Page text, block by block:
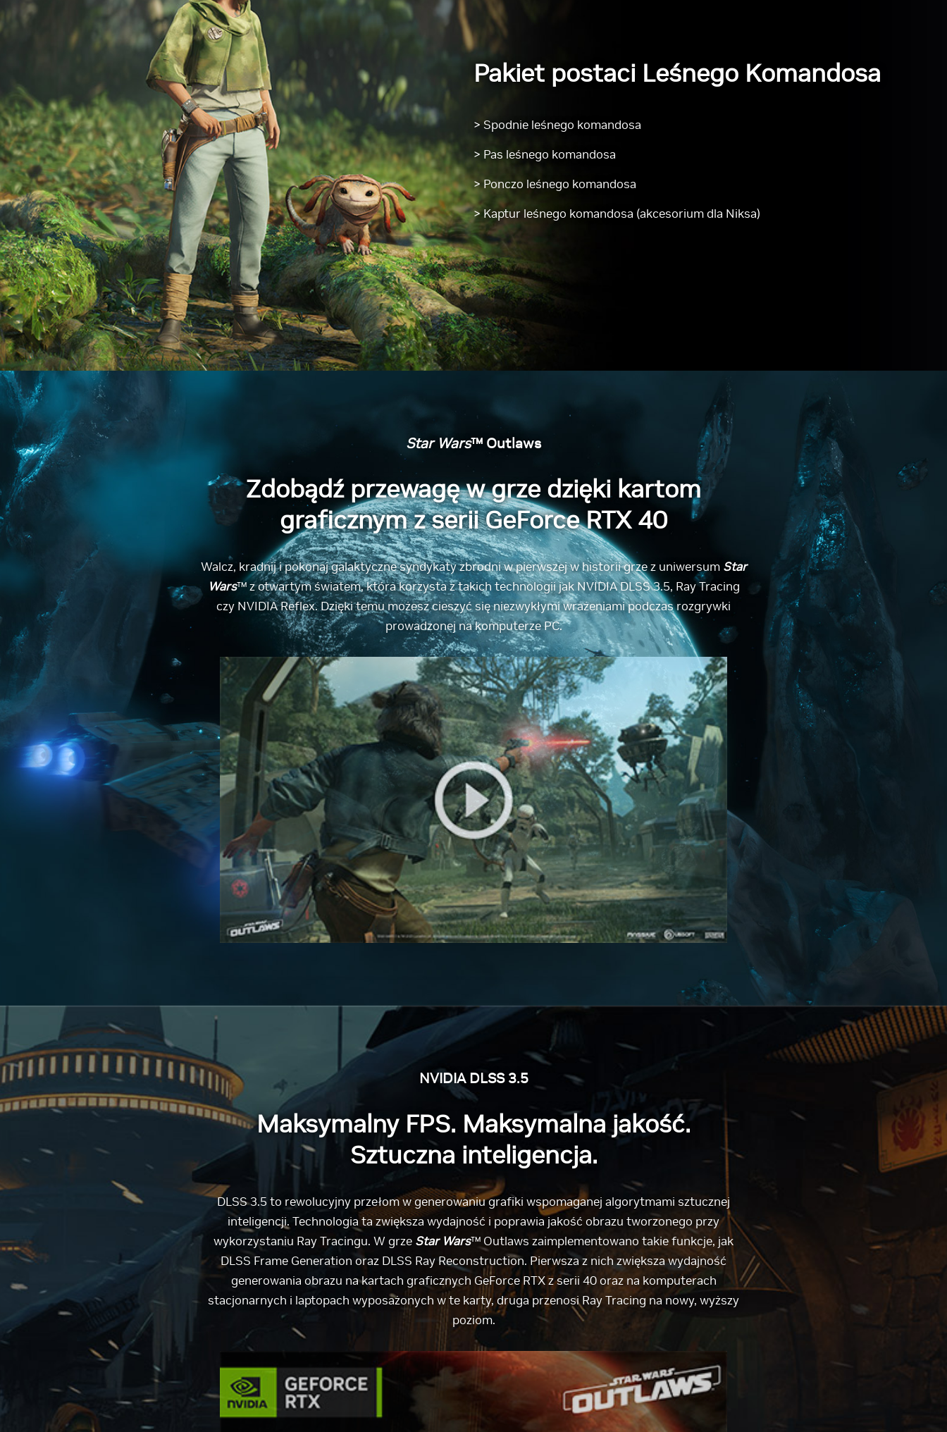
Pakiet postaci Leśnego Komandosa
> Spodnie leśnego komandosa
> Pas leśnego komandosa
> Ponczo leśnego komandosa
> Kaptur leśnego komandosa (akcesorium dla Niksa)
Star Wars™ Outlaws
Zdobądź przewagę w grze dzięki kartom
graficznym z serii GeForce RTX 40
Walcz, kradnij i pokonaj galaktyczne syndykaty zbrodni w pierwszej w historii grze z uniwersum Star
Wars™ z otwartym światem, która korzysta z takich technologii jak NVIDIA DLSS 3.5, Ray Tracing
czy NVIDIA Reflex. Dzięki temu możesz cieszyć się niezwykłymi wrażeniami podczas rozgrywki
prowadzonej na komputerze PC.
NVIDIA DLSS 3.5
Maksymalny FPS. Maksymalna jakość.
Sztuczna inteligencja.
DLSS 3.5 to rewolucyjny przełom w generowaniu grafiki wspomaganej algorytmami sztucznej
inteligencji. Technologia ta zwiększa wydajność i poprawia jakość obrazu tworzonego przy
wykorzystaniu Ray Tracingu. W grze Star Wars™ Outlaws zaimplementowano takie funkcje, jak
DLSS Frame Generation oraz DLSS Ray Reconstruction. Pierwsza z nich zwiększa wydajność
generowania obrazu na kartach graficznych GeForce RTX z serii 40 oraz na komputerach
stacjonarnych i laptopach wyposażonych w te karty, druga przenosi Ray Tracing na nowy, wyższy
poziom.